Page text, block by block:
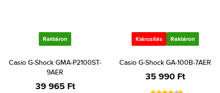
Raktáron
Casio G-Shock GMA-P2100ST-
9AER
39 965 Ft
Kiárusítás Raktáron
Casio G-Shock GA-100B-7AER
35 990 Ft